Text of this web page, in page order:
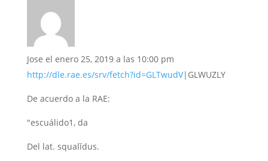
Jose el enero 25, 2019 a las 10:00 pm
http://dle.rae.es/srv/fetch?id=GLTwudV|GLWUZLY
De acuerdo a la RAE:
"escuálido1, da
Del lat. squalĭdus.